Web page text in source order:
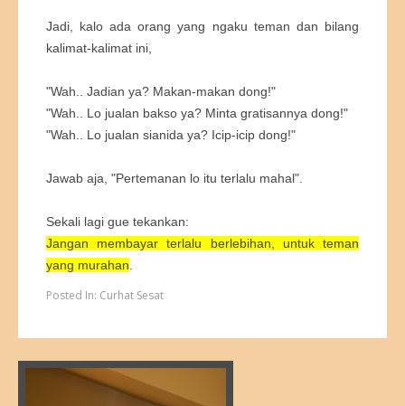
Jadi, kalo ada orang yang ngaku teman dan bilang
kalimat-kalimat ini,
"Wah.. Jadian ya? Makan-makan dong!"
"Wah.. Lo jualan bakso ya? Minta gratisannya dong!"
"Wah.. Lo jualan sianida ya? Icip-icip dong!"
Jawab aja, "Pertemanan lo itu terlalu mahal".
Sekali lagi gue tekankan:
Jangan membayar terlalu berlebihan, untuk teman
yang murahan.
Posted In: Curhat Sesat